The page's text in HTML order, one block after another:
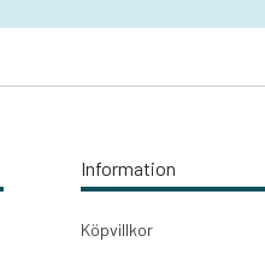
Information
Köpvillkor